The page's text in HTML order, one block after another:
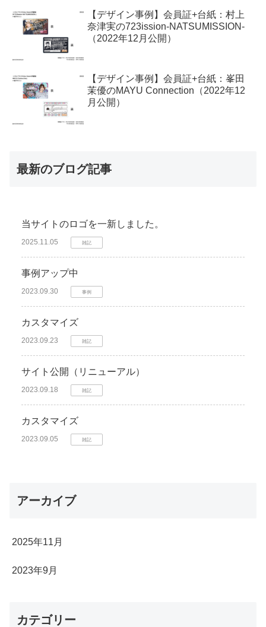
【デザイン事例】会員証+台紙：村上
奈津実の723ission-NATSUMISSION-
（2022年12月公開）
【デザイン事例】会員証+台紙：峯田
茉優のMAYU Connection（2022年12
月公開）
最新のブログ記事
当サイトのロゴを一新しました。
2025.11.05 雑記
事例アップ中
2023.09.30 事例
カスタマイズ
2023.09.23 雑記
サイト公開（リニューアル）
2023.09.18 雑記
カスタマイズ
2023.09.05 雑記
アーカイブ
2025年11月
2023年9月
カテゴリー